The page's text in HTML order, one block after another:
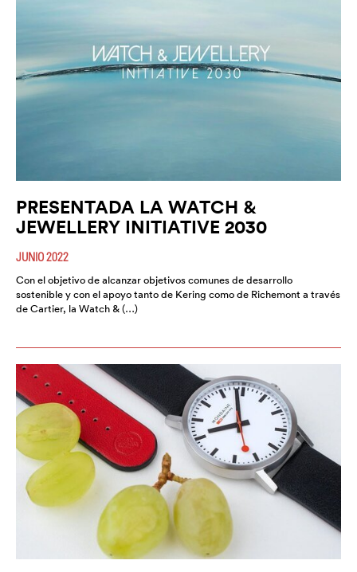
PRESENTADA LA WATCH &
JEWELLERY INITIATIVE 2030
JUNIO 2022
Con el objetivo de alcanzar objetivos comunes de desarrollo
sostenible y con el apoyo tanto de Kering como de Richemont a través
de Cartier, la Watch & (…)